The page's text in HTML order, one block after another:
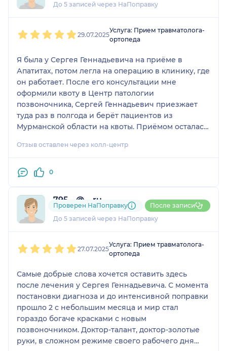
До 5 записей через НаПоправку
29.07.2025
Услуга: Прием травматолога-
ортопеда
Я была у Сергея Геннадьевича на приёме в
Апатитах, потом легла на операцию в клинику, где
он работает. После его консультации мне
оформили квоту в Центр патологии
позвоночника, Сергей Геннадьевич приезжает
туда раз в полгода и берёт пациентов из
Мурманской области на квоты. Приёмом осталась
Отзыв оставлен через колл-центр
0
795....@....ru
1 отзыв
До 5 записей через НаПоправку
Проверен НаПоправку После записи
27.07.2025
Услуга: Прием травматолога-
ортопеда
Самые добрые слова хочется оставить здесь
после лечения у Сергея Геннадьевича. С момента
постановки диагноза и до интенсивной поправки
прошло 2 с небольшим месяца и мир стал
гораздо богаче красками с новым
позвоночником. Доктор-талант, доктор-золотые
руки, в сложном режиме своего рабочего дня